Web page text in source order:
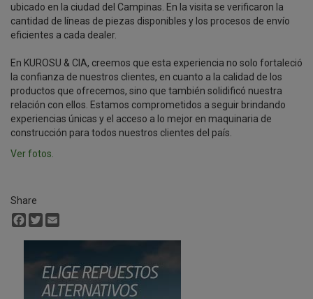
ubicado en la ciudad del Campinas. En la visita se verificaron la
cantidad de líneas de piezas disponibles y los procesos de envío
eficientes a cada dealer.
En KUROSU & CIA, creemos que esta experiencia no solo fortaleció
la confianza de nuestros clientes, en cuanto a la calidad de los
productos que ofrecemos, sino que también solidificó nuestra
relación con ellos. Estamos comprometidos a seguir brindando
experiencias únicas y el acceso a lo mejor en maquinaria de
construcción para todos nuestros clientes del país.
Ver fotos.
Share
Facebook
Twitter